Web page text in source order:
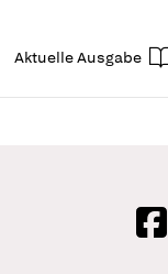
Aktuelle Ausgabe
login